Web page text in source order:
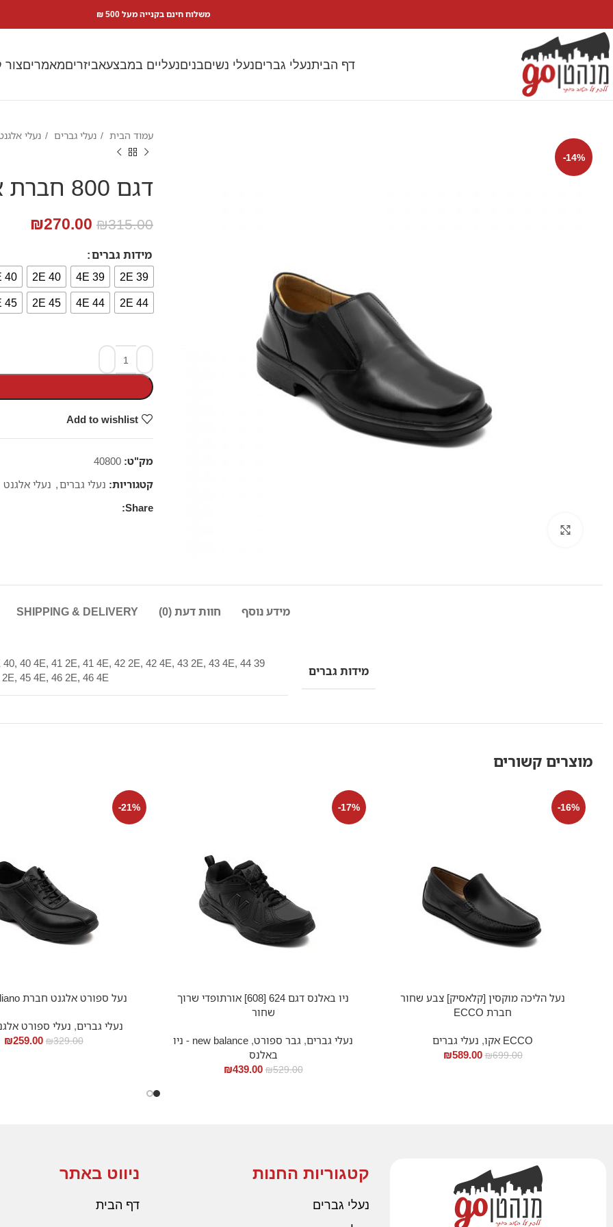
משלוח חינם בקנייה מעל 500 ₪
דף הביתנעלי גבריםנעלי נשיםבניםנעליים במבצעאביזריםמאמרים
-14%
עמוד הבית נעלי גברים נעלי
דגם 800 חברת אומן אלגנט סירה
₪315.00
₪270.00
מידות גברים
39 2E
39 4E
2E 40
40 4E
44 2E
44 4E
45 2E
45 4E
Add to wishlist
מק"ט: 40800
קטגוריות: נעלי גברים, נעלי אלגנט
Share:
מידע נוסף חוות דעת (0) SHIPPING & DELIVERY
מידות גברים
40, 40 4E, 41 2E, 41 4E, 42 2E, 42 4E, 43 2E, 43 4E, 44
45 4E, 46 2E, 46 4E
מוצרים קשורים
-16%
נעל הליכה מוקסין [קלאסיק] צבע שחור
חברת ECCO
ECCO אקו , נעלי גברים
₪699.00
₪589.00
-17%
ניו באלנס דגם 624 [608] אורתופדי שרוך
שחור
נעלי גברים, גבר ספורט,
new balance - ניו
באלנס
₪529.00
₪439.00
-21%
נעל ספורט אלגנט חברת scuro Italiano
נעלי גברים, נעלי ספורט
₪329.00
₪259.00
קטגוריות החנות
נעלי גברים
ניווט באתר
דף הבית